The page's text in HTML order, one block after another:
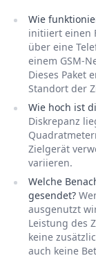
Wie
initiiert einen
über eine
einem GSM-
Dieses Paket
Standort der
Wie hoch ist
Diskrepanz
Zielgerät
variieren.
Welche
gesendet?
ausgenutzt
Leistung des
keine
auch keine